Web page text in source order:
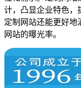
计，凸显企业特色，
定制网站还能更好地
网站的曝光率。